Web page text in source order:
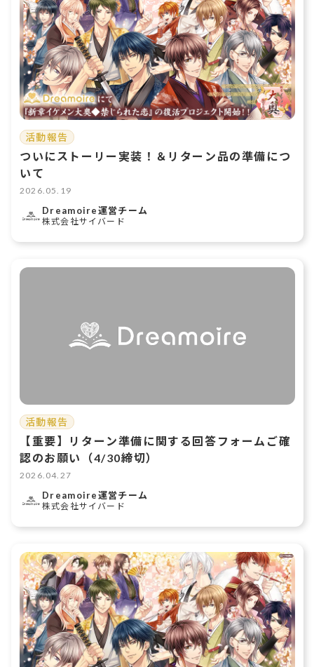
活動報告
ついにストーリー実装！＆リターン品の準備につ
いて
2026.05.19
Dreamoire運営チーム
株式会社サイバード
活動報告
【重要】リターン準備に関する回答フォームご確
認のお願い（4/30締切）
2026.04.27
Dreamoire運営チーム
株式会社サイバード